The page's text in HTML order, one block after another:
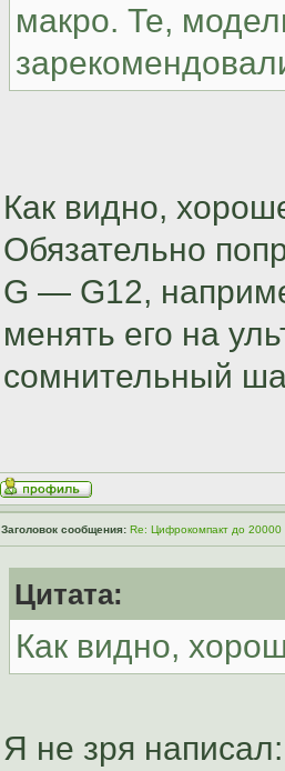
макро. Те,
Как видно,
Обязательно
G — G12,
менять его на
сомнительный
Заголовок сообщения: Re: Цифрокомпакт до
Цитата:
Как видно,
Я не зря